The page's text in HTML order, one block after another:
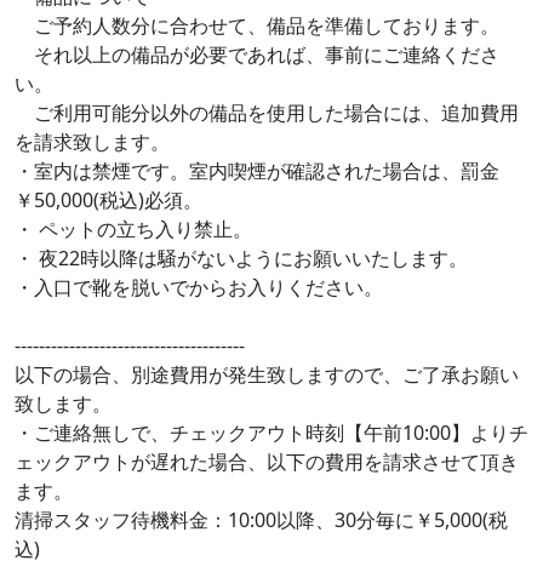
ご予約人数分に合わせて、備品を準備しております。
それ以上の備品が必要であれば、事前にご連絡くださ
い。
ご利用可能分以外の備品を使用した場合には、追加費用
を請求致します。
・室内は禁煙です。室内喫煙が確認された場合は、罰金
￥50,000(税込)必須。
・ ペットの立ち入り禁止。
・ 夜22時以降は騒がないようにお願いいたします。
・入口で靴を脱いでからお入りください。
--------------------------------------
以下の場合、別途費用が発生致しますので、ご了承お願い
致します。
・ご連絡無しで、チェックアウト時刻【午前10:00】よりチ
ェックアウトが遅れた場合、以下の費用を請求させて頂き
ます。
清掃スタッフ待機料金：10:00以降、30分毎に￥5,000(税
込)